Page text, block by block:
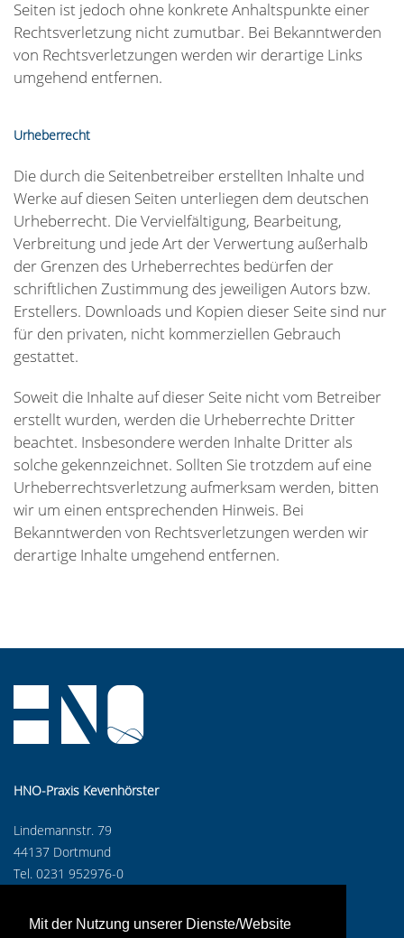
Mit der Nutzung unserer Dienste/Website
Seiten ist jedoch ohne konkrete Anhaltspunkte einer
Rechtsverletzung nicht zumutbar. Bei Bekanntwerden
von Rechtsverletzungen werden wir derartige Links
umgehend entfernen.
Urheberrecht
Die durch die Seitenbetreiber erstellten Inhalte und
Werke auf diesen Seiten unterliegen dem deutschen
Urheberrecht. Die Vervielfältigung, Bearbeitung,
Verbreitung und jede Art der Verwertung außerhalb
der Grenzen des Urheberrechtes bedürfen der
schriftlichen Zustimmung des jeweiligen Autors bzw.
Erstellers. Downloads und Kopien dieser Seite sind nur
für den privaten, nicht kommerziellen Gebrauch
gestattet.
Soweit die Inhalte auf dieser Seite nicht vom Betreiber
erstellt wurden, werden die Urheberrechte Dritter
beachtet. Insbesondere werden Inhalte Dritter als
solche gekennzeichnet. Sollten Sie trotzdem auf eine
Urheberrechtsverletzung aufmerksam werden, bitten
wir um einen entsprechenden Hinweis. Bei
Bekanntwerden von Rechtsverletzungen werden wir
derartige Inhalte umgehend entfernen.
HNO-Praxis Kevenhörster
Lindemannstr. 79
44137 Dortmund
Tel. 0231 952976-0